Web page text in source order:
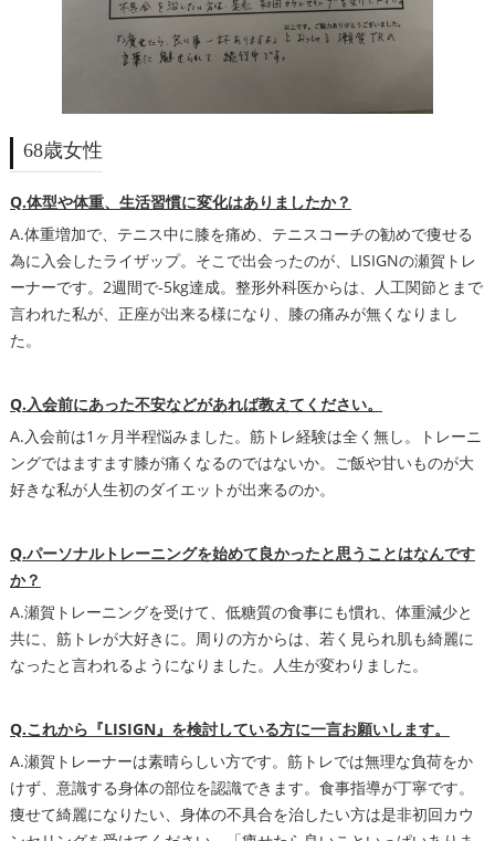
68歳女性
Q.体型や体重、生活習慣に変化はありましたか？
A.体重増加で、テニス中に膝を痛め、テニスコーチの勧めで痩せる
為に入会したライザップ。そこで出会ったのが、LISIGNの瀬賀トレ
ーナーです。2週間で-5kg達成。整形外科医からは、人工関節とまで
言われた私が、正座が出来る様になり、膝の痛みが無くなりまし
た。
Q.入会前にあった不安などがあれば教えてください。
A.入会前は1ヶ月半程悩みました。筋トレ経験は全く無し。トレーニ
ングではますます膝が痛くなるのではないか。ご飯や甘いものが大
好きな私が人生初のダイエットが出来るのか。
Q.パーソナルトレーニングを始めて良かったと思うことはなんです
か？
A.瀬賀トレーニングを受けて、低糖質の食事にも慣れ、体重減少と
共に、筋トレが大好きに。周りの方からは、若く見られ肌も綺麗に
なったと言われるようになりました。人生が変わりました。
Q.これから『LISIGN』を検討している方に一言お願いします。
A.瀬賀トレーナーは素晴らしい方です。筋トレでは無理な負荷をか
けず、意識する身体の部位を認識できます。食事指導が丁寧です。
痩せて綺麗になりたい、身体の不具合を治したい方は是非初回カウ